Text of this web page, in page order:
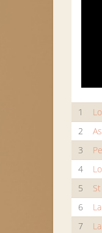
1
2
3
4
5
6
7